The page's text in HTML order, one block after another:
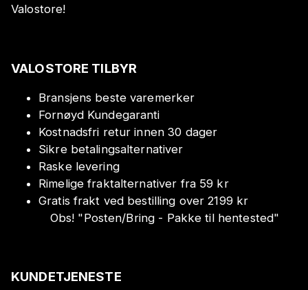
Valostore!
VALOSTORE TILBYR
Bransjens beste varemerker
Fornøyd Kundegaranti
Kostnadsfri retur innen 30 dager
Sikre betalingsalternativer
Raske levering
Rimelige fraktalternativer fra 59 kr
Gratis frakt ved bestilling over 2199 kr
Obs! "Posten/Bring - Pakke til hentested"
KUNDETJENESTE